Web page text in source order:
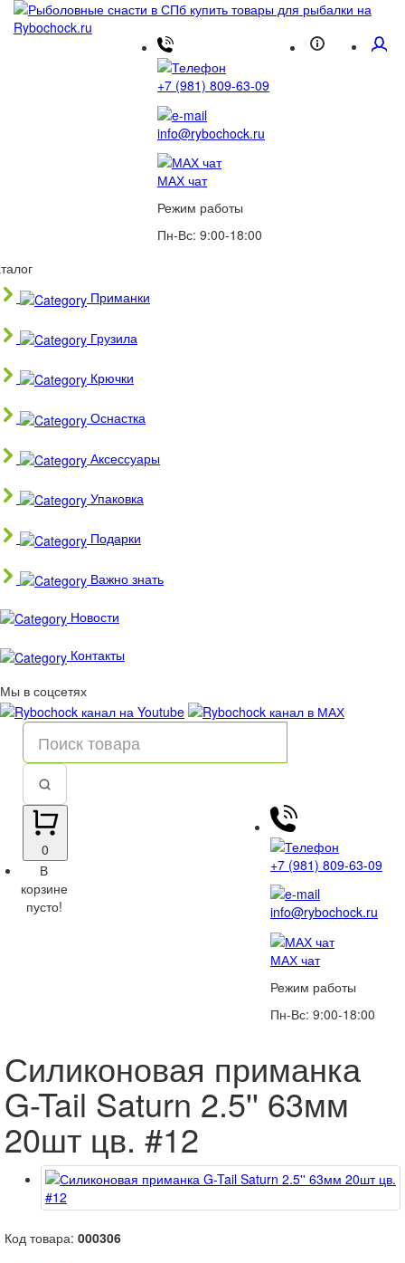
+7 (981) 809-63-09
info@rybochock.ru
МАХ чат
Режим работы
Пн-Вс: 9:00-18:00
Приманки
Грузила
Крючки
Оснастка
Аксессуары
Упаковка
Подарки
Важно знать
Новости
Контакты
Мы в соцсетях
+7 (981) 809-63-09
info@rybochock.ru
МАХ чат
Режим работы
Пн-Вс: 9:00-18:00
0
В
корзине
пусто!
Силиконовая приманка
G-Tail Saturn 2.5'' 63мм
20шт цв. #12
Код товара: 000306